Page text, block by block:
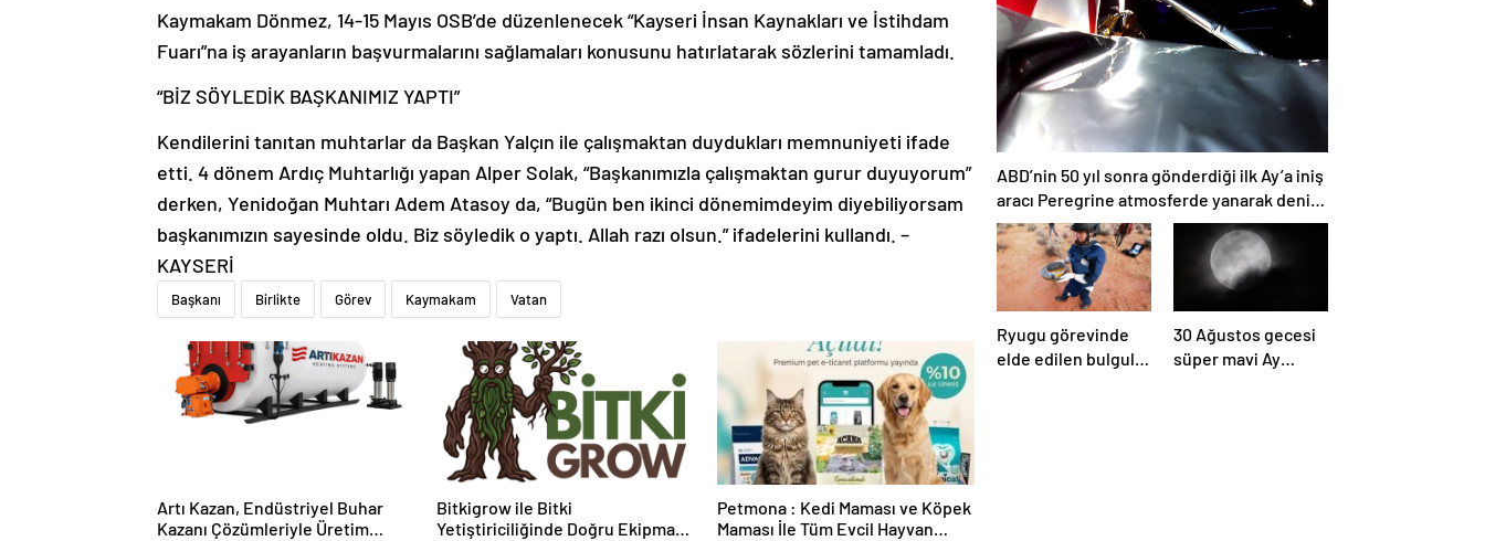
Kaymakam Dönmez, 14-15 Mayıs OSB’de düzenlenecek “Kayseri İnsan Kaynakları ve İstihdam
Fuarı”na iş arayanların başvurmalarını sağlamaları konusunu hatırlatarak sözlerini tamamladı.
“BİZ SÖYLEDİK BAŞKANIMIZ YAPTI”
Kendilerini tanıtan muhtarlar da Başkan Yalçın ile çalışmaktan duydukları memnuniyeti ifade
etti. 4 dönem Ardıç Muhtarlığı yapan Alper Solak, “Başkanımızla çalışmaktan gurur duyuyorum”
derken, Yenidoğan Muhtarı Adem Atasoy da, “Bugün ben ikinci dönemimdeyim diyebiliyorsam
başkanımızın sayesinde oldu. Biz söyledik o yaptı. Allah razı olsun.” ifadelerini kullandı. –
KAYSERİ
Başkanı Birlikte Görev Kaymakam Vatan
Artı Kazan, Endüstriyel Buhar
Kazanı Çözümleriyle Üretim
Bitkigrow ile Bitki
Yetiştiriciliğinde Doğru Ekipman
Petmona : Kedi Maması ve Köpek
Maması İle Tüm Evcil Hayvan
başlangıcına ışık
tutabilir
ABD’nin 50 yıl sonra gönderdiği ilk Ay’a iniş
aracı Peregrine atmosferde yanarak denize
düştü
Ryugu görevinde
elde edilen bulgular
30 Ağustos gecesi
süper mavi Ay